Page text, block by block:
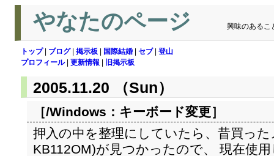
やなたのページ 興味のあるこ
トップ| ブログ| 掲示板 国際結婚 セブ| 登山
プロフィール| 更新情報 旧掲示板
2005.11.20 （Sun）
［/Windows： キーボード変更］
押入の中を整理にしていたら、昔買っ
KB112OM)が見つかったので、 現在使